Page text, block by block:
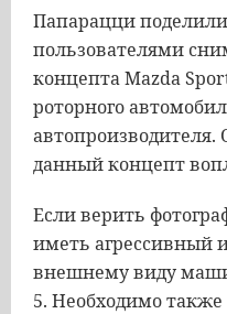
Папарацци
пользователями
концептаMazda
роторного
автопроизводителя.
данныйконцепт
Есливерить
иметь агрессивный
внешнемувиду
5. Необходимотакже